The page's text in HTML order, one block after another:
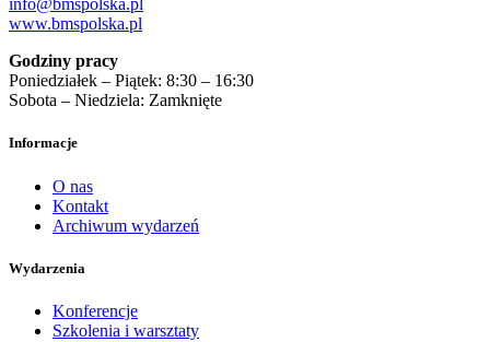
info@bmspolska.pl
www.bmspolska.pl
Godziny pracy
Poniedziałek – Piątek: 8:30 – 16:30
Sobota – Niedziela: Zamknięte
Informacje
O nas
Kontakt
Archiwum wydarzeń
Wydarzenia
Konferencje
Szkolenia i warsztaty